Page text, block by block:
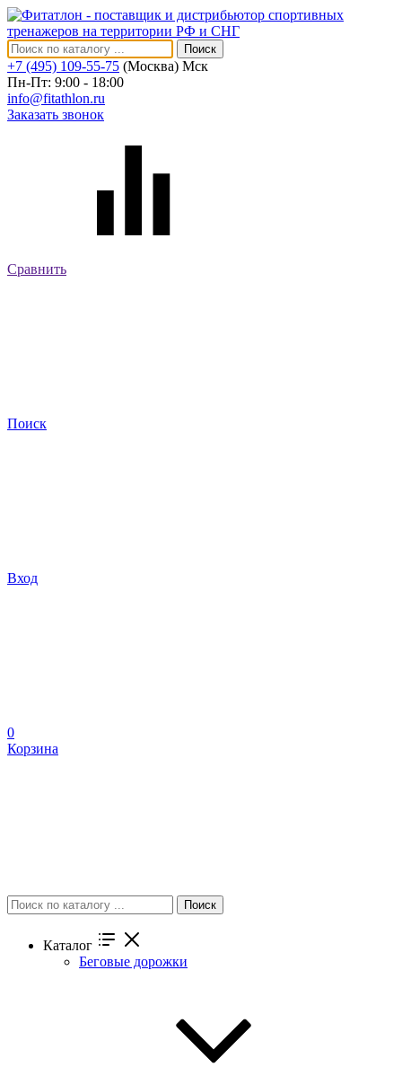
Поиск
+7 (495) 109-55-75 (Москва) Мск
Пн-Пт: 9:00 - 18:00
info@fitathlon.ru
Заказать звонок
Сравнить
Поиск
Вход
0
Корзина
Поиск
Каталог
Беговые дорожки